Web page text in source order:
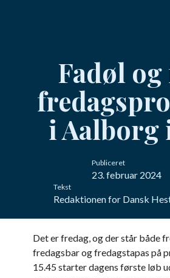
Fadøl
i Aalborg
Publiceret
23. februar 2024
Tekst
Redaktionen for Dansk
Det er fredag, og der står både
fredagsbar og fredagstapas på
15.45 starter dagens første løb